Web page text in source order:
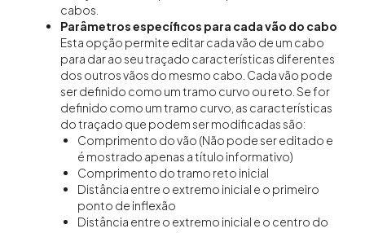
cabos.
Parâmetros específicos para cada vão do cabo
Esta opção permite editar cada vão de um cabo
para dar ao seu traçado características diferentes
dos outros vãos do mesmo cabo. Cada vão pode
ser definido como um tramo curvo ou reto. Se for
definido como um tramo curvo, as características
do traçado que podem ser modificadas são:
Comprimento do vão (Não pode ser editado e
é mostrado apenas a título informativo)
Comprimento do tramo reto inicial
Distância entre o extremo inicial e o primeiro
ponto de inflexão
Distância entre o extremo inicial e o centro do